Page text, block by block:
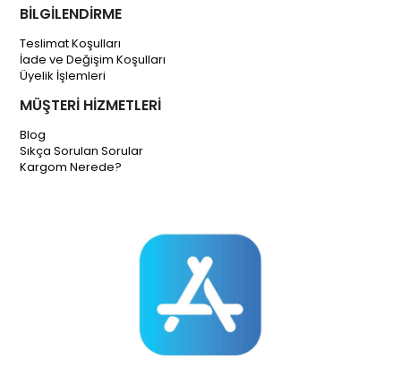
BİLGİLENDİRME
Teslimat Koşulları
İade ve Değişim Koşulları
Üyelik İşlemleri
MÜŞTERİ HİZMETLERİ
Blog
Sıkça Sorulan Sorular
Kargom Nerede?